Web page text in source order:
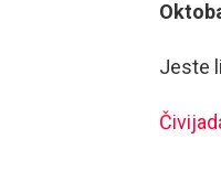
Jeste